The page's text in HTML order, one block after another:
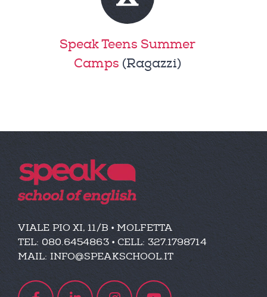
Speak Teens Summer
Camps (Ragazzi)
VIALE PIO XI, 11/B • MOLFETTA
TEL: 080.6454863 • CELL: 327.1798714
MAIL: INFO@SPEAKSCHOOL.IT